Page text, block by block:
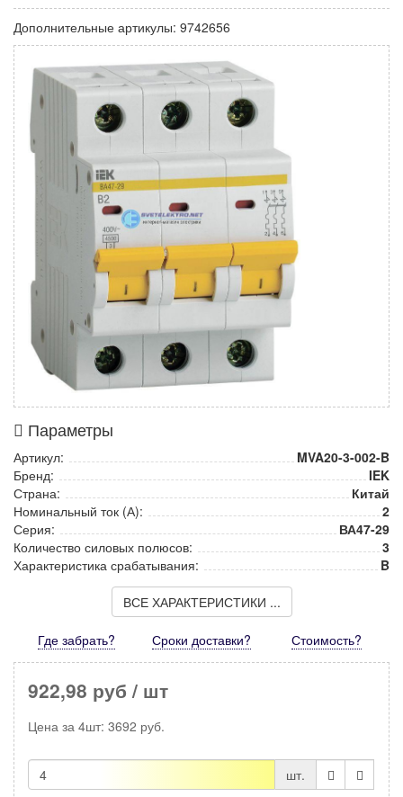
Дополнительные артикулы: 9742656
Параметры
Артикул:
MVA20-3-002-B
Бренд:
IEK
Страна:
Китай
Номинальный ток (А):
2
Серия:
ВА47-29
Количество силовых полюсов:
3
Характеристика срабатывания:
B
ВСЕ ХАРАКТЕРИСТИКИ ...
Где забрать? Сроки доставки? Стоимость?
922,98 руб / шт
Цена за 4шт: 3692 руб.
шт.